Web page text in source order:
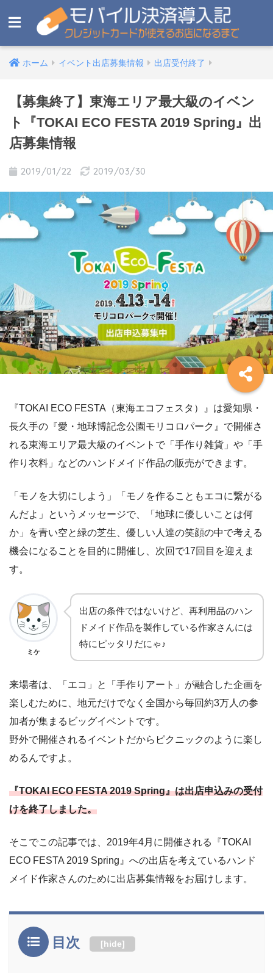
ホーム イベント出店募集情報 出店受付終了
【募集終了】東海エリア最大級のイベン
ト『TOKAI ECO FESTA 2019 Spring』出
店募集情報
2019/01/22 2019/03/30
『TOKAI ECO FESTA（東海エコフェスタ）』は愛知県・
長久手の『愛・地球博記念公園モリコロパーク』で開催さ
れる東海エリア最大級のイベントで「手作り雑貨」や「手
作り衣料」などのハンドメイド作品の販売ができます。
「モノを大切にしよう」「モノを作ることもエコに繋がる
んだよ」というメッセージで、「地球に優しいことは何
か」を青い空と緑の芝生、優しい人達の笑顔の中で考える
機会になることを目的に開催し、次回で17回目を迎えま
す。
ミケ
出店の条件ではないけど、再利用品のハン
ドメイド作品を製作している作家さんには
特にピッタリだにゃ♪
来場者は、「エコ」と「手作りアート」が融合した企画を
楽しむために、地元だけでなく全国から毎回約3万人の参
加者が集まるビッグイベントです。
野外で開催されるイベントだからピクニックのように楽し
めるんですよ。
『TOKAI ECO FESTA 2019 Spring』は出店申込みの受付
けを終了しました。
そこでこの記事では、2019年4月に開催される『TOKAI
ECO FESTA 2019 Spring』への出店を考えているハンド
メイド作家さんのために出店募集情報をお届けします。
目次 [hide]